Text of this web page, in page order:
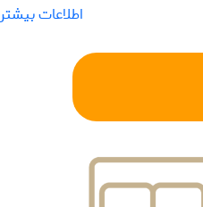
اطلاعات بیشتر